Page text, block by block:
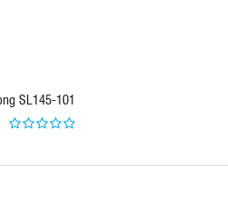
Sport Long SL145-101